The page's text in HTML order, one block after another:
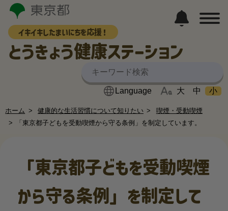
イキイキしたまいにちを応援！
とうきょう健康ステーション
大 中 小
ホーム 健康的な生活習慣について知りたい
喫煙・受動喫煙
「東京都子どもを受動喫煙から守る条例」を制定しています。
「東京都子どもを受動喫煙
から守る条例」を制定して